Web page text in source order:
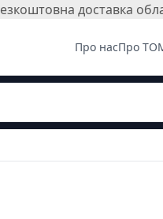
доставка
Про насПро